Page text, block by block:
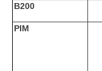
B200
PIM